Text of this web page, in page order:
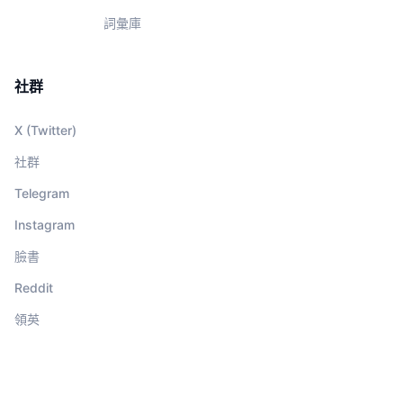
詞彙庫
社群
X (Twitter)
社群
Telegram
Instagram
臉書
Reddit
領英